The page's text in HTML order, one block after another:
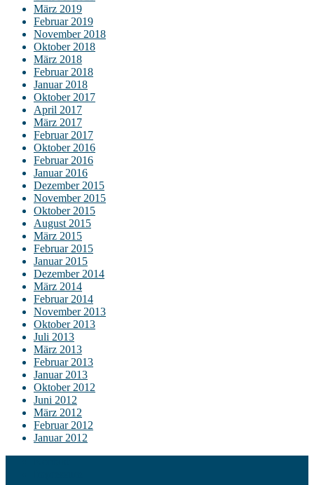
März 2019
Februar 2019
November 2018
Oktober 2018
März 2018
Februar 2018
Januar 2018
Oktober 2017
April 2017
März 2017
Februar 2017
Oktober 2016
Februar 2016
Januar 2016
Dezember 2015
November 2015
Oktober 2015
August 2015
März 2015
Februar 2015
Januar 2015
Dezember 2014
März 2014
Februar 2014
November 2013
Oktober 2013
Juli 2013
März 2013
Februar 2013
Januar 2013
Oktober 2012
Juni 2012
März 2012
Februar 2012
Januar 2012